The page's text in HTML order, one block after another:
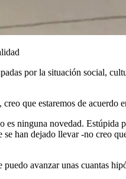
por la situación social,
que estaremos de acuerdo
es ninguna novedad.
se han dejado llevar -no creo
avanzar unas cuantas